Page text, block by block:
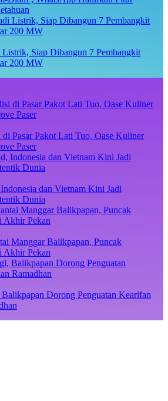
Siap Dibangun 7 Pembangkit
200 MW
Pasar Pakot Lati Tuo, Oase Kuliner
Paser
dan Vietnam Kini Jadi
Dunia
Manggar Balikpapan, Puncak
Akhir Pekan
Dorong Penguatan Kearifan